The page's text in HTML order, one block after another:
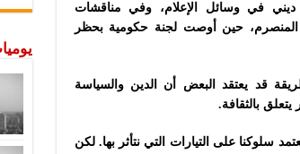
في وسائل الإعلام، وفي مناقشات
المنصرم، حين أوصت لجنة حكومية بحظر
قد يعتقد البعض أن الدين والسياسة
بالثقافة.
سلوكنا على التيارات التي نتأثر بها. لكن